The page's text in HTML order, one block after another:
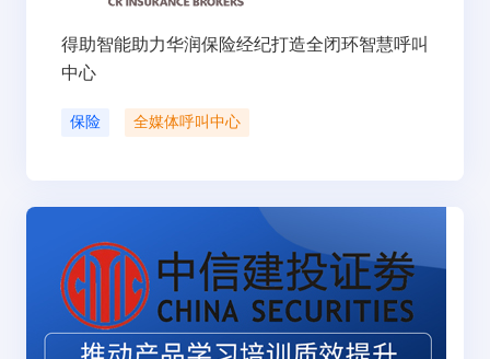
得助智能助力华润保险经纪打造全闭环智慧呼叫
中心
保险 全媒体呼叫中心